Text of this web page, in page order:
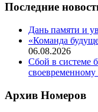
Последние
Дань памяти и
«Команда
06.08.2026
Сбой в системе
Архив Номеров